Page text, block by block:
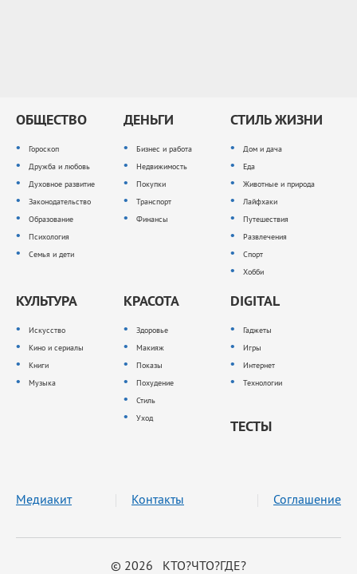
ОБЩЕСТВО
Гороскоп
Дружба и любовь
Духовное развитие
Законодательство
Образование
Психология
Семья и дети
ДЕНЬГИ
Бизнес и работа
Недвижимость
Покупки
Транспорт
Финансы
СТИЛЬ ЖИЗНИ
Дом и дача
Еда
Животные и природа
Лайфхаки
Путешествия
Развлечения
Спорт
Хобби
КУЛЬТУРА
Искусство
Кино и сериалы
Книги
Музыка
КРАСОТА
Здоровье
Макияж
Показы
Похудение
Стиль
Уход
DIGITAL
Гаджеты
Игры
Интернет
Технологии
ТЕСТЫ
© 2026 КТО?ЧТО?ГДЕ?
Медиакит Контакты Соглашение